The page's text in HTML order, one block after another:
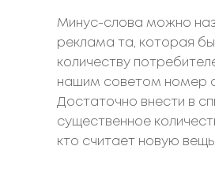
Минус-слова можно
реклама та, которая
количеству
нашим советом номер
Достаточно внести в
существенное
кто считает новую